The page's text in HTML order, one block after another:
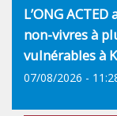
L’ONG
non-vivres à
vulnérables à
07/08/2026 -